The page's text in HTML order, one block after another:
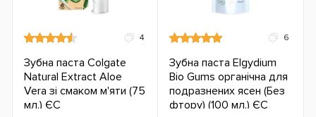
4
Зубна паста Colgate
Natural Extract Aloe
Vera зі смаком м'яти (75
мл.) ЄС
6
Зубна паста Elgydium
Bio Gums органічна для
подразнених ясен (Без
фтору) (100 мл.) ЄС